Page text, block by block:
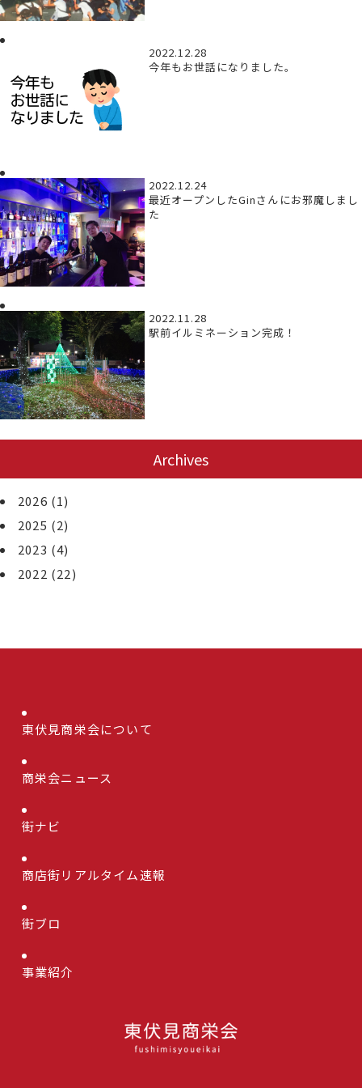
2022.12.28
今年もお世話になりました。
2022.12.24
最近オープンしたGinさんにお邪魔しまし
た
2022.11.28
駅前イルミネーション完成！
Archives
2026 (1)
2025 (2)
2023 (4)
2022 (22)
東伏見商栄会について
商栄会ニュース
街ナビ
商店街リアルタイム速報
街ブロ
事業紹介